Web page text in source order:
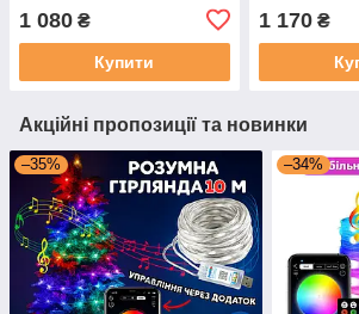
1 080 ₴
Купити
1 170₴
Акційні пропозиції та новинки
–35% –34%